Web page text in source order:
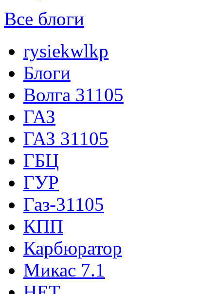
Все блоги
rysiekwlkp
Блоги
Волга 31105
ГАЗ
ГАЗ 31105
ГБЦ
ГУР
Газ-31105
КПП
Карбюратор
Микас 7.1